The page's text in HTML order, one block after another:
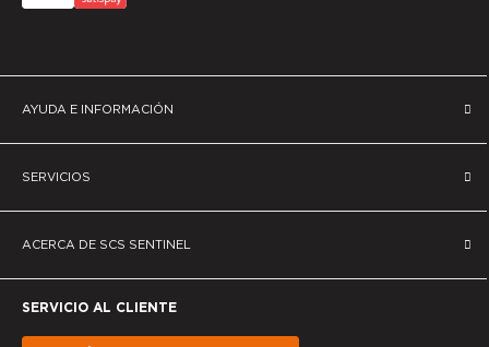
AYUDA E INFORMACIÓN
SERVICIOS
ACERCA DE SCS SENTINEL
SERVICIO AL CLIENTE